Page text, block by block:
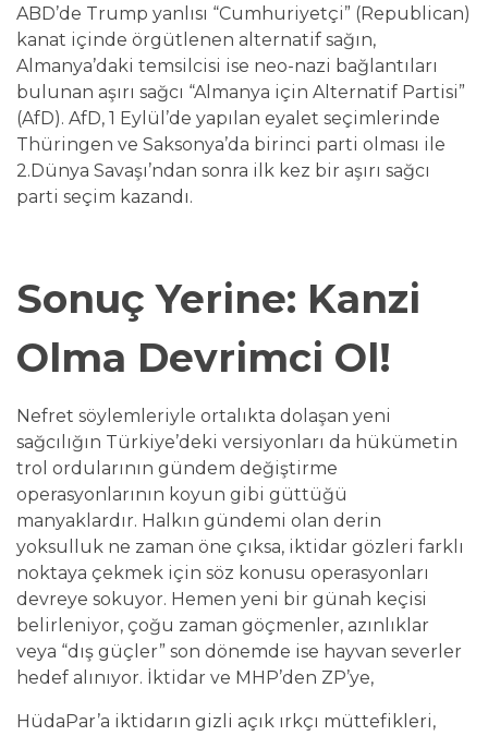
ABD’de Trump yanlısı “Cumhuriyetçi” (Republican)
kanat içinde örgütlenen alternatif sağın,
Almanya’daki temsilcisi ise neo-nazi bağlantıları
bulunan aşırı sağcı “Almanya için Alternatif Partisi”
(AfD). AfD, 1 Eylül’de yapılan eyalet seçimlerinde
Thüringen ve Saksonya’da birinci parti olması ile
2.Dünya Savaşı’ndan sonra ilk kez bir aşırı sağcı
parti seçim kazandı.
Sonuç Yerine: Kanzi
Olma Devrimci Ol!
Nefret söylemleriyle ortalıkta dolaşan yeni
sağcılığın Türkiye’deki versiyonları da hükümetin
trol ordularının gündem değiştirme
operasyonlarının koyun gibi güttüğü
manyaklardır. Halkın gündemi olan derin
yoksulluk ne zaman öne çıksa, iktidar gözleri farklı
noktaya çekmek için söz konusu operasyonları
devreye sokuyor. Hemen yeni bir günah keçisi
belirleniyor, çoğu zaman göçmenler, azınlıklar
veya “dış güçler” son dönemde ise hayvan severler
hedef alınıyor. İktidar ve MHP’den ZP’ye,
HüdaPar’a iktidarın gizli açık ırkçı müttefikleri,